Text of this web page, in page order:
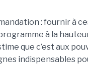
: fournir à
à la
que c’est aux
indispensables